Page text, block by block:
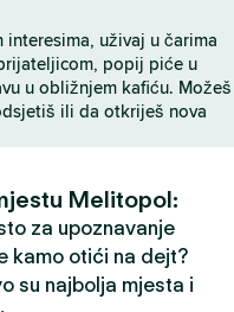
uživaj u čarima
popij piće u
u obližnjem kafiću. Možeš
ili da otkriješ nova
Melitopol:
za upoznavanje
kamo otići na dejt?
su najbolja mjesta i